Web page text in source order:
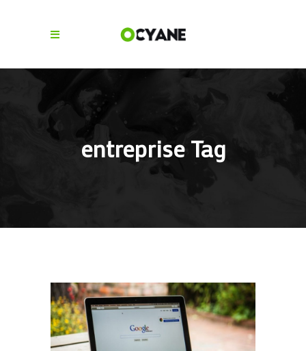
entreprise Tag